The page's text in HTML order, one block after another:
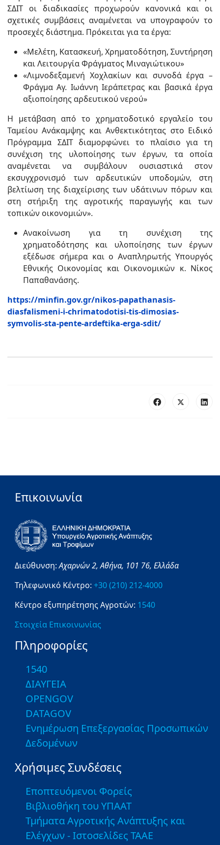
ΣΔΙΤ οι διαδικασίες προχωρούν κανονικά και οι
σχετικές συμβάσεις αναμένεται να υπογραφούν το
προσεχές διάστημα. Πρόκειται για τα έργα:
«Μελέτη, Κατασκευή, Χρηματοδότηση, Συντήρηση
και Λειτουργία Φράγματος Μιναγιώτικου»
«Λιμνοδεξαμενή Χοχλακίων και συνοδά έργα –
Φράγμα Αγ. Ιωάννη Ιεράπετρας και βασικά έργα
αξιοποίησης αρδευτικού νερού»
Η μετάβαση από το χρηματοδοτικό εργαλείο του
Ταμείου Ανάκαμψης και Ανθεκτικότητας στο Ειδικό
Πρόγραμμα ΣΔΙΤ διαμορφώνει το πλαίσιο για τη
συνέχιση της υλοποίησης των έργων, τα οποία
αναμένεται να συμβάλουν ουσιαστικά στον
εκσυγχρονισμό των αρδευτικών υποδομών, στη
βελτίωση της διαχείρισης των υδάτινων πόρων και
στη στήριξη της αγροτικής παραγωγής και των
τοπικών οικονομιών».
Ανακοίνωση για τη συνέχιση της
χρηματοδότησης και υλοποίησης των έργων
εξέδωσε σήμερα και ο Αναπληρωτής Υπουργός
Εθνικής Οικονομίας και Οικονομικών κ. Νίκος
Παπαθανάσης.
https://minfin.gov.gr/nikos-papathanasis-
diasfalismeni-i-chrimatodotisi-tis-dimosias-
symvolis-sta-pente-ardeftika-erga-sdit/
Επικοινωνία
Διεύθυνση:Αχαρνών 2,Αθήνα, 101 76, Ελλάδα
Τηλεφωνικό Κέντρο: +30 (210) 212-4000
Κέντρο εξυπηρέτησης Αγροτών: 1540
Στοιχεία Επικοινωνίας
Πληροφορίες
1540
ΔΙΑΥΓΕΙΑ
OPENGOV
DATAGOV
Ενημέρωση Επεξεργασίας Προσωπικών
Δεδομένων
Χρήσιμες Συνδέσεις
Εποπτευόμενοι Φορείς
Βιβλιοθήκη του ΥΠΑΑΤ
Τμήματα Αγροτικής Ανάπτυξης και
Ελέγχων - Ιστοσελίδες ΤΑΑΕ